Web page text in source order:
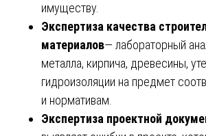
имуществу.
Экспертиза качества
материалов— лабораторный
металла, кирпича, древесины,
гидроизоляции на предмет
и нормативам.
Экспертиза проектной